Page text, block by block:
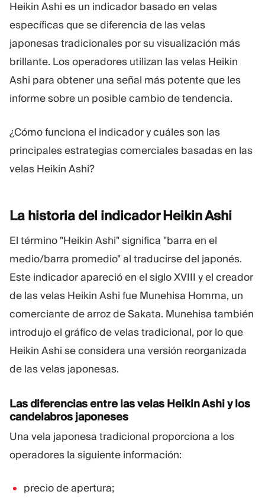
Heikin Ashi es un indicador basado en velas
específicas que se diferencia de las velas
japonesas tradicionales por su visualización más
brillante. Los operadores utilizan las velas Heikin
Ashi para obtener una señal más potente que les
informe sobre un posible cambio de tendencia.
¿Cómo funciona el indicador y cuáles son las
principales estrategias comerciales basadas en las
velas Heikin Ashi?
La historia del indicador HeikinAshi
El término "Heikin Ashi" significa "barra en el
medio/barra promedio" al traducirse del japonés.
Este indicador apareció en el siglo XVIII y el creador
de las velas Heikin Ashi fue Munehisa Homma, un
comerciante de arroz de Sakata. Munehisa también
introdujo el gráfico de velas tradicional, por lo que
Heikin Ashi se considera una versión reorganizada
de las velas japonesas.
Las diferencias entre las velas Heikin Ashi y los
candelabros japoneses
Una vela japonesa tradicional proporciona a los
operadores la siguiente información:
precio de apertura;
Guía de marketing
Blog
Glosario
Calculadora
Plan de negocio
Sobre Nosotros
Eventos
Noticias de la empresa
Carreras